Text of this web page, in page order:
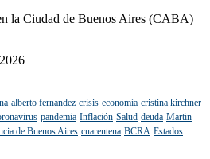
la Ciudad de Buenos Aires (CABA)
alberto fernandez crisis economía cristina kirchner
pandemia Inflación Salud deuda Martin
de Buenos Aires cuarentena BCRA Estados